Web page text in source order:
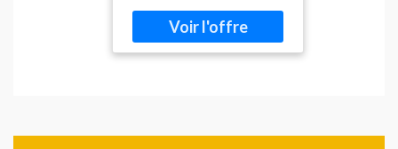
regard sur scène. * Confort
haut de gamme : mélange
polyester/nylon doux au
accastillage métallique pour